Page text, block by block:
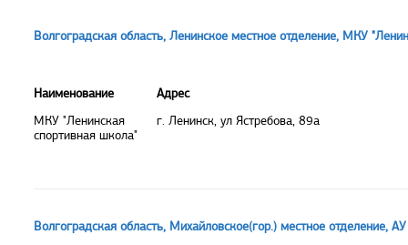
Волгоградская область, Ленинское местное отделение, МКУ
Наименование
МКУ "Ленинская
спортивная школа"
Адрес
г. Ленинск, ул Ястребова, 89а
Волгоградская область, Михайловское(гор.) местное отделение,